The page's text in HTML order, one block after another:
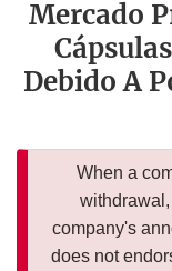
Mercado
Debido A
When a
company's
does not